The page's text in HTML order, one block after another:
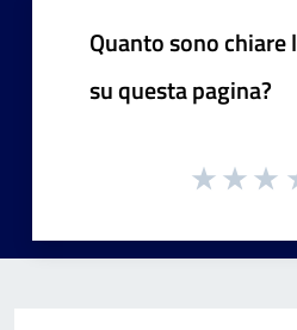
Quanto sono
su questa pagina?